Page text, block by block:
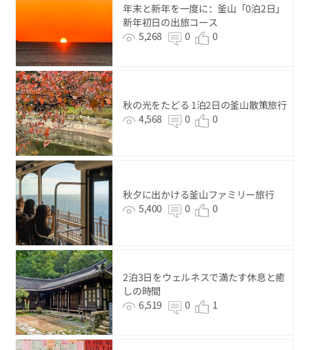
年末と新年を一度に：釜山「0泊2日」
新年初日の出旅コース
5,268
0 0
秋の光をたどる 1泊2日の釜山散策旅行
4,568
0 0
秋夕に出かける釜山ファミリー旅行
5,400
0 0
2泊3日をウェルネスで満たす休息と癒
しの時間
6,519
0 1